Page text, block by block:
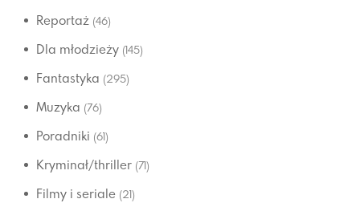
Reportaż (46)
Dla młodzieży (145)
Fantastyka (295)
Muzyka (76)
Poradniki (61)
Kryminał/thriller (71)
Filmy i seriale (21)